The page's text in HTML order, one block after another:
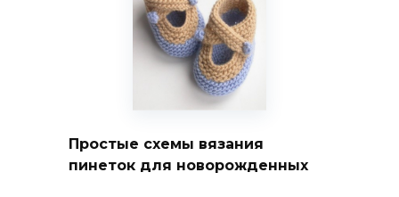
Простые схемы вязания
пинеток для новорожденных